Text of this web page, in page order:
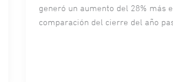
generó un aumento del 28% más
comparación del cierre del año